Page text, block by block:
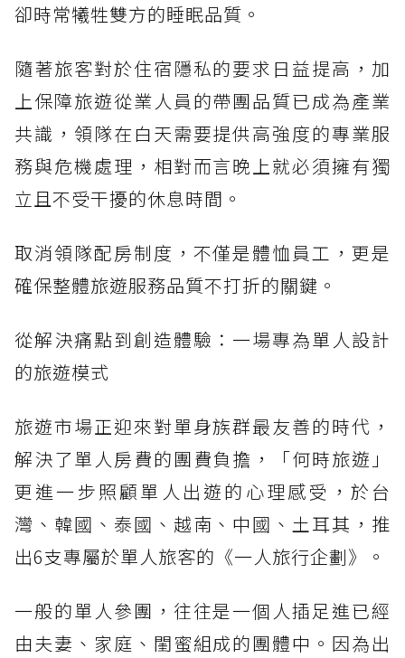
卻時常犧牲雙方的睡眠品質。
隨著旅客對於住宿隱私的要求日益提高，加
上保障旅遊從業人員的帶團品質已成為產業
共識，領隊在白天需要提供高強度的專業服
務與危機處理，相對而言晚上就必須擁有獨
立且不受干擾的休息時間。
取消領隊配房制度，不僅是體恤員工，更是
確保整體旅遊服務品質不打折的關鍵。
從解決痛點到創造體驗：一場專為單人設計
的旅遊模式
旅遊市場正迎來對單身族群最友善的時代，
解決了單人房費的團費負擔，「何時旅遊」
更進一步照顧單人出遊的心理感受，於台
灣、韓國、泰國、越南、中國、土耳其，推
出6支專屬於單人旅客的《一人旅行企劃》。
一般的單人參團，往往是一個人插足進已經
由夫妻、家庭、閨蜜組成的團體中。因為出